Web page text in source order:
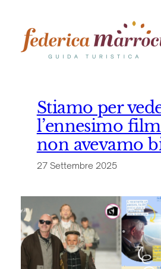
contenuto
Stiamo per
l’ennesimo
non avevamo
27 Settembre 2025